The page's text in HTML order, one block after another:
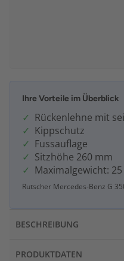
Ihre Vorteile im Überblick
Rückenlehne mit
Kippschutz
Fussauflage
Sitzhöhe 260 mm
Maximalgewicht: 25
Rutscher Mercedes-Benz G
BESCHREIBUNG
PRODUKTDATEN